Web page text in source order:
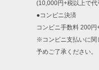
(10,000円+税以上で
●コンビニ決済
コンビニ手数料 200円
※コンビニ支払いに関
予めご了承ください。